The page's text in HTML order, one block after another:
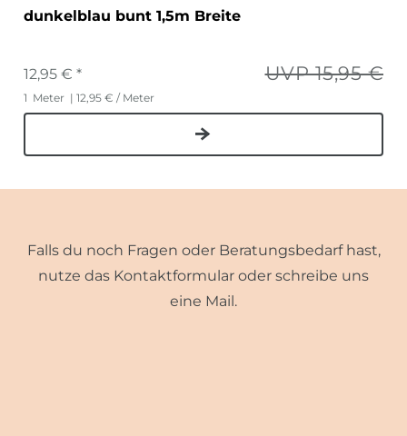
dunkelblau bunt 1,5m Breite
UVP 15,95 €
12,95 € *
1 Meter | 12,95 € / Meter
Falls du noch Fragen oder Beratungsbedarf hast,
nutze das Kontaktformular oder schreibe uns
eine Mail.